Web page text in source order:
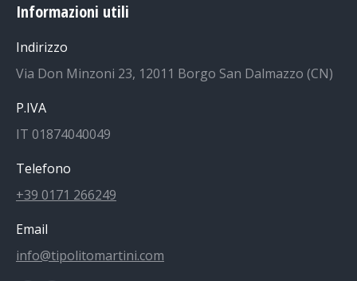
Informazioni utili
Indirizzo
Via Don Minzoni 23, 12011 Borgo San Dalmazzo (CN)
P.IVA
IT 01874040049
Telefono
+39 0171 266249
Email
info@tipolitomartini.com